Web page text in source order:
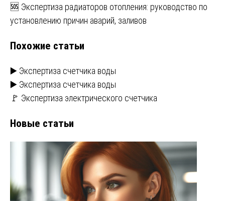
записям
🆘 Экспертиза радиаторов отопления: руководство по
установлению причин аварий, заливов
Похожие статьи
▶️ Экспертиза счетчика воды
▶️ Экспертиза счетчика воды
🚩 Экспертиза электрического счетчика
Новые статьи